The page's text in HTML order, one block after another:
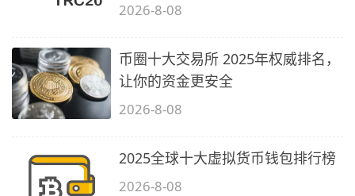
2026-8-08
币圈十大交易所 2025年权威排名，
让你的资金更安全
2026-8-08
2025全球十大虚拟货币钱包排行榜
2026-8-08